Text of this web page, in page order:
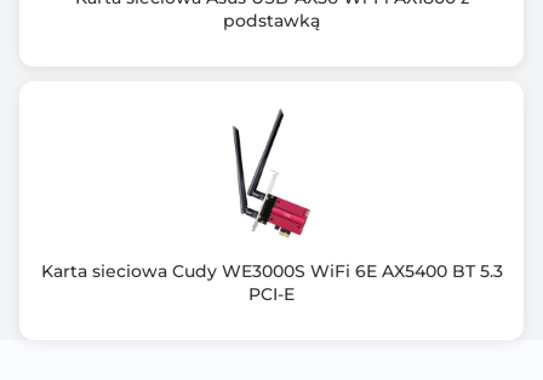
podstawką
Karta sieciowa Cudy WE3000S WiFi 6E AX5400 BT 5.3
PCI-E